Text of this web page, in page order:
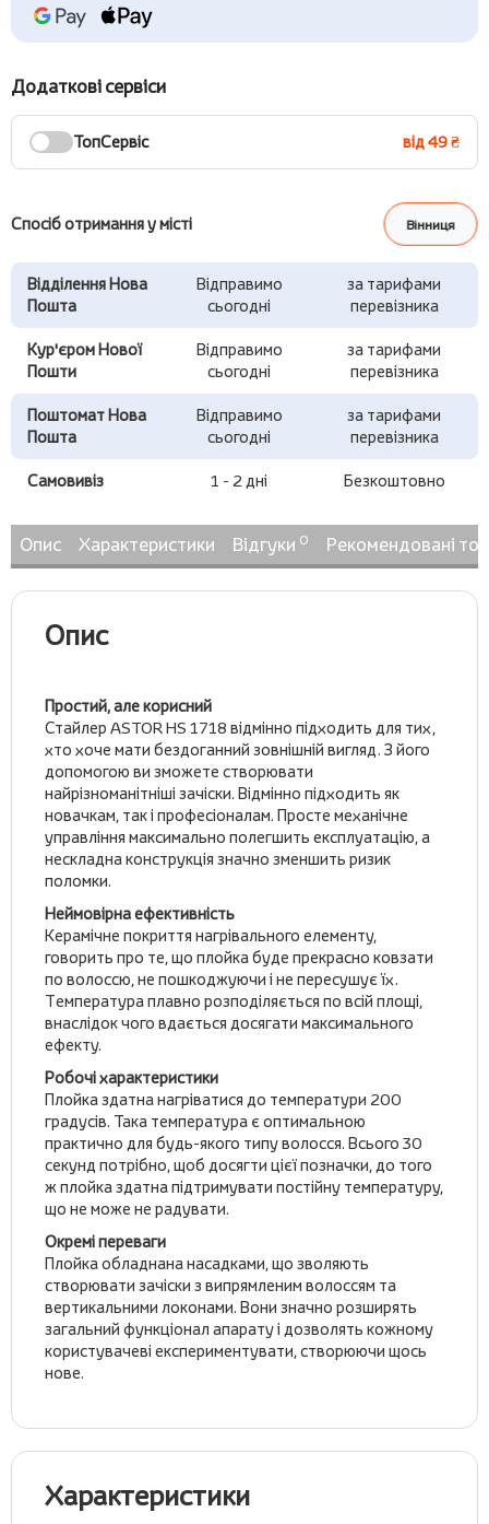
Додаткові сервіси
ТопСервіс від 49 ₴
Спосіб отримання у місті Вінниця
Відділення Нова
Пошта
Відправимо
сьогодні
за тарифами
перевізника
Кур'єром Нової
Пошти
Відправимо
сьогодні
за тарифами
перевізника
Поштомат Нова
Пошта
Відправимо
сьогодні
за тарифами
перевізника
Самовивіз 1 - 2 дні Безкоштовно
Опис Характеристики Відгуки 0 Рекомендовані
Опис
Простий, але корисний
Стайлер ASTOR HS 1718 відмінно підходить для тих,
хто хоче мати бездоганний зовнішній вигляд. З його
допомогою ви зможете створювати
найрізноманітніші зачіски. Відмінно підходить як
новачкам, так і професіоналам. Просте механічне
управління максимально полегшить експлуатацію, а
нескладна конструкція значно зменшить ризик
поломки.
Неймовірна ефективність
Керамічне покриття нагрівального елементу,
говорить про те, що плойка буде прекрасно ковзати
по волоссю, не пошкоджуючи і не пересушує їх.
Температура плавно розподіляється по всій площі,
внаслідок чого вдається досягати максимального
ефекту.
Робочі характеристики
Плойка здатна нагріватися до температури 200
градусів. Така температура є оптимальною
практично для будь-якого типу волосся. Всього 30
секунд потрібно, щоб досягти цієї позначки, до того
ж плойка здатна підтримувати постійну температуру,
що не може не радувати.
Окремі переваги
Плойка обладнана насадками, що зволяють
створювати зачіски з випрямленим волоссям та
вертикальними локонами. Вони значно розширять
загальний функціонал апарату і дозволять кожному
користувачеві експериментувати, створюючи щось
нове.
Характеристики